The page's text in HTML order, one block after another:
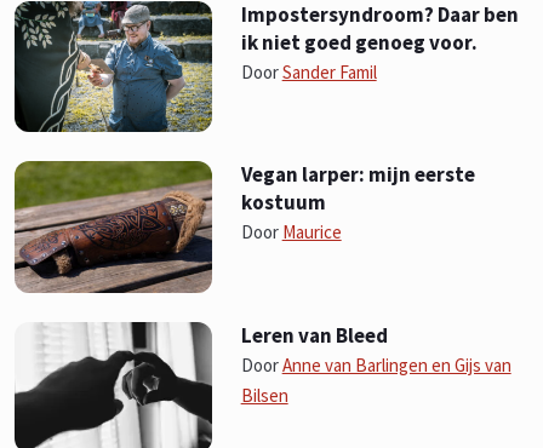
Impostersyndroom? Daar ben
ik niet goed genoeg voor.
DoorSander Famil
Vegan larper: mijn eerste
kostuum
Door Maurice
Leren van Bleed
DoorAnne van Barlingen en Gijs van
Bilsen